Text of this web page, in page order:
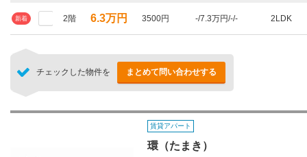
新着 2階 6.3万円 3500円 -/7.3万円/-/- 2LDK
チェックした物件を まとめて問い合わせする
賃貸アパート
環（たまき）